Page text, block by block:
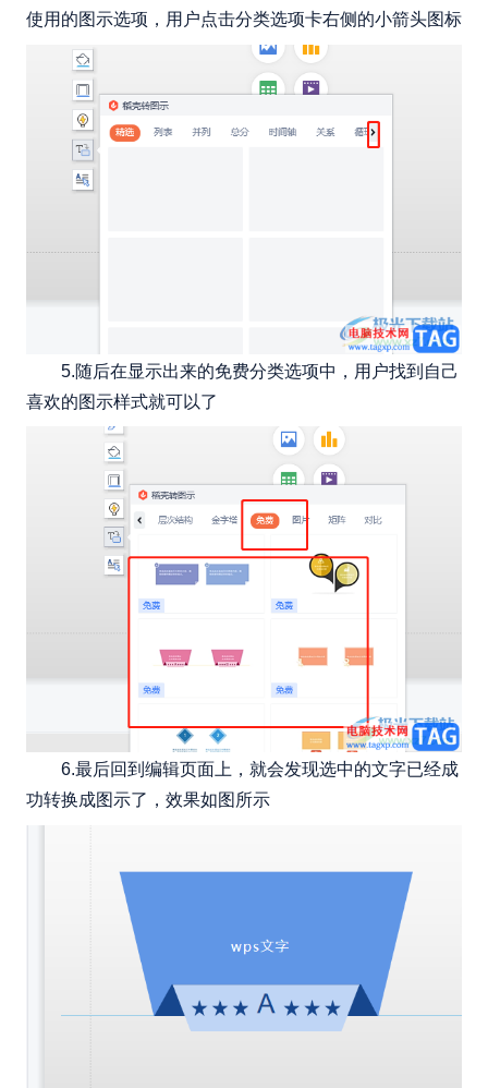
使用的图示选项，用户点击分类选项卡右侧的小箭头图标
5.随后在显示出来的免费分类选项中，用户找到自己
喜欢的图示样式就可以了
6.最后回到编辑页面上，就会发现选中的文字已经成
功转换成图示了，效果如图所示